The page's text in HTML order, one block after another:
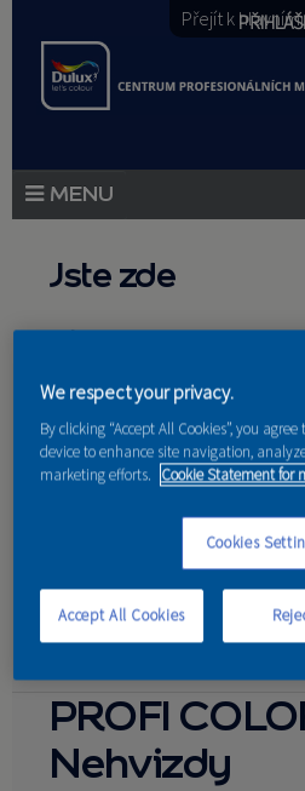
Přejít k
AKCE A NOVINKY
AKADEMIE
Jste zde
Domů»Partneri
Nakupují u nás
SYNER
KASIKTOOLS s.r.o.
HRUŠKA building group
PROFI
Nehvizdy
We respect your privacy.
By clicking “Accept All Cookies”, you
device to enhance site navigation,
marketing efforts. Cookie Statement for
Cookies
Accept All Cookies